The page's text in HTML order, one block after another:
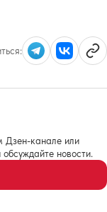
Дзен-канале или
новости.